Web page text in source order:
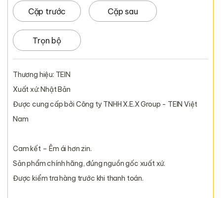
Cặp trước Cặp sau
Trọn bộ
Thương hiệu: TEIN
Xuất xứ: Nhật Bản
Được cung cấp bởi Công ty TNHH X.E.X Group - TEIN Việt
Nam
Cam kết – Êm ái hơn zin.
Sản phẩm chính hãng, đúng nguồn gốc xuất xứ.
Được kiểm tra hàng trước khi thanh toán.